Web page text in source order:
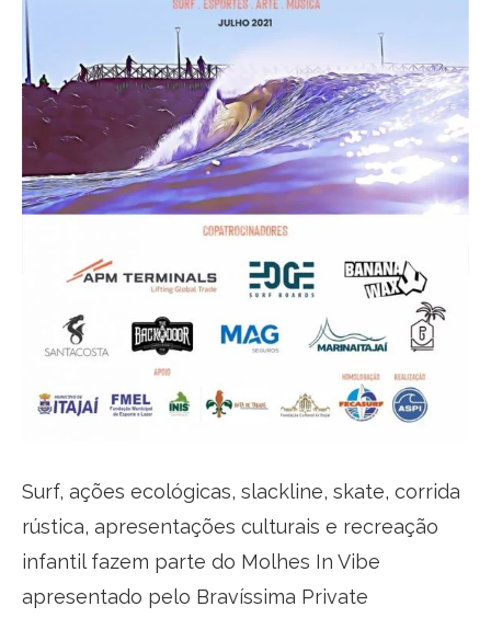
Surf, ações ecológicas, slackline, skate, corrida
rústica, apresentações culturais e recreação
infantil fazem parte do Molhes In Vibe
apresentado pelo Bravíssima Private